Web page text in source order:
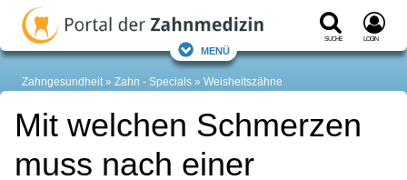
Suche Login
Menü
Zahngesundheit Zahn - Specials Weisheitszähne
Mit welchen Schmerzen
muss nach einer